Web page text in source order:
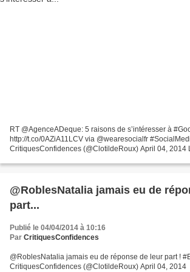
RT @AgenceADeque: 5 raisons de s’intéresser à
http://t.co/0AZiA11LCV via @wearesocialfr
CritiquesConfidences (@ClotildeRoux) April 04, 2014
@RoblesNatalia jamais eu de
part...
Publié le 04/04/2014 à 10:16
Par CritiquesConfidences
@RoblesNatalia jamais eu de réponse de leur part !
CritiquesConfidences (@ClotildeRoux) April 04, 2014